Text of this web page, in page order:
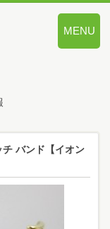
MENU
チ バンド【イオン